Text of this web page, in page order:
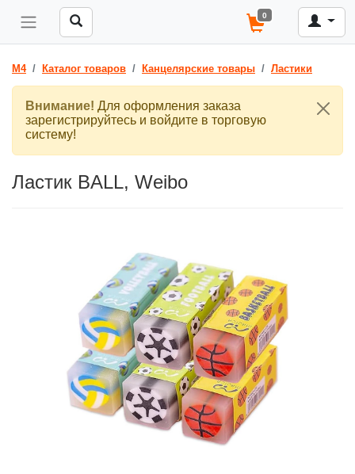
0
M4 Каталог товаров Канцелярские товары Ластики
Внимание! Для оформления заказа
зарегистрируйтесь и войдите в торговую
систему!
Ластик BALL, Weibo